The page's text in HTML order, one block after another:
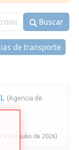
Buscar
de transporte
(Agencia de
31 de julio de 2026)